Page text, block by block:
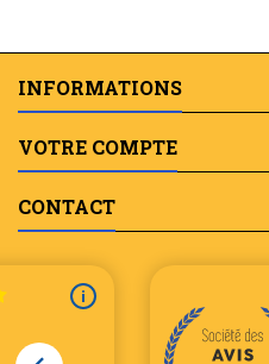
INFORMATIONS
VOTRE COMPTE
CONTACT